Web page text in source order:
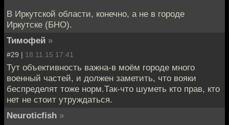
В Иркутской области, конечно, а не в городе
Иркутске (БНО).
Тимoфей »
#29 | 18.11.15 17:41
Тут объективность важна-в моём городе много
военный частей, и должен заметить, что вояки
беспределят тоже норм.Так-что шуметь кто прав, кто
нет не стоит утруждаться.
Neuroticfish »